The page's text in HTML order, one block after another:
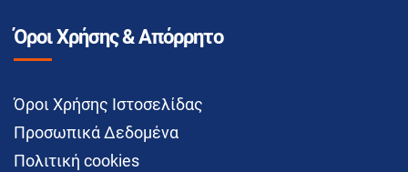
Όροι Χρήσης & Απόρρητο
Όροι Χρήσης Ιστοσελίδας
Προσωπικά Δεδομένα
Πολιτική cookies